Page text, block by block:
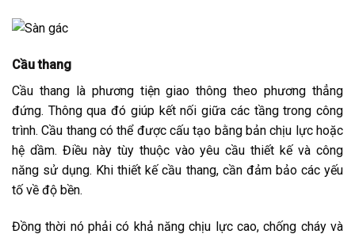
Cầu thang
Cầu thang là phương tiện giao thông theo phương thẳng
đứng. Thông qua đó giúp kết nối giữa các tầng trong công
trình. Cầu thang có thể được cấu tạo bằng bản chịu lực hoặc
hệ dầm. Điều này tùy thuộc vào yêu cầu thiết kế và công
năng sử dụng. Khi thiết kế cầu thang, cần đảm bảo các yếu
tố về độ bền.
Đồng thời nó phải có khả năng chịu lực cao, chống cháy và